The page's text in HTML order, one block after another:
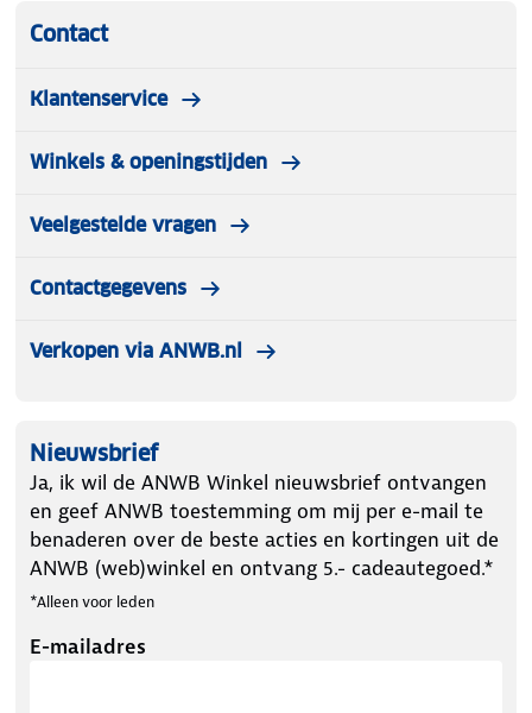
Contact
Klantenservice
Winkels & openingstijden
Veelgestelde vragen
Contactgegevens
Verkopen via ANWB.nl
Nieuwsbrief
Ja, ik wil de ANWB Winkel nieuwsbrief ontvangen
en geef ANWB toestemming om mij per e-mail te
benaderen over de beste acties en kortingen uit de
ANWB (web)winkel en ontvang 5.- cadeautegoed.*
*Alleen voor leden
E-mailadres